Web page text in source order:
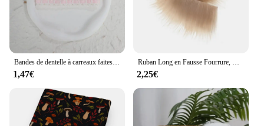
Bandes de dentelle à carreaux faites à la main pour la décoration de la maison, matériel de couverture de carte, accessoires de couture bricolage, mignon, doux, 10 pièces
1,47€
Ruban Long en Fausse Fourrure, Matériel de Couture, Patchwork, DIY, Garniture de Barbe, Cheveux, Bricolage, Décoration de Maison, Fait à la Main, Cosplay
2,25€